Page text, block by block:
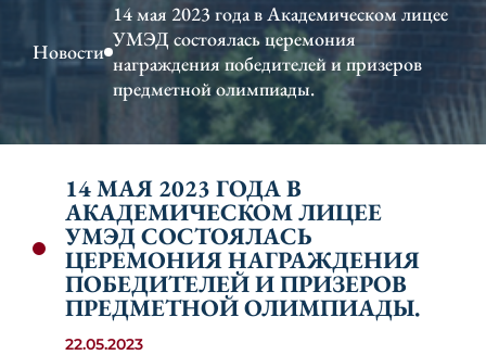
Новости
14 мая 2023 года в Академическом лицее
УМЭД состоялась церемония
награждения победителей и призеров
предметной олимпиады.
14 МАЯ 2023 ГОДА В
АКАДЕМИЧЕСКОМ ЛИЦЕЕ
УМЭД СОСТОЯЛАСЬ
ЦЕРЕМОНИЯ НАГРАЖДЕНИЯ
ПОБЕДИТЕЛЕЙ И ПРИЗЕРОВ
ПРЕДМЕТНОЙ ОЛИМПИАДЫ.
22.05.2023